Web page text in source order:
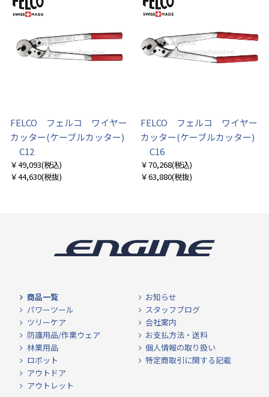
FELCO フェルコ ワイヤー
カッター(ケーブルカッター)
C12
￥49,093(税込)
￥44,630(税抜)
FELCO フェルコ ワイヤー
カッター(ケーブルカッター)
C16
￥70,268(税込)
￥63,880(税抜)
お買い物を続ける カートへ進む
商品一覧
パワーツール
ツリーケア
防護用品/作業ウェア
林業用品
ロボット
アウトドア
アウトレット
お知らせ
スタッフブログ
会社案内
お支払方法・送料
個人情報の取り扱い
特定商取引に関する記載